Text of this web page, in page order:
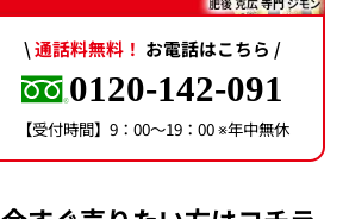
\通話料無料！ お電話はこちら /
0120-142-091
【受付時間】9：00〜19：00 ※年中無休